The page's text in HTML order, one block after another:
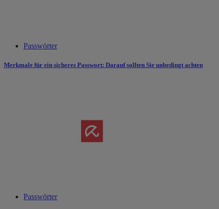
Passwörter
Merkmale für ein sicheres Passwort: Darauf sollten Sie unbedingt achten
Passwörter